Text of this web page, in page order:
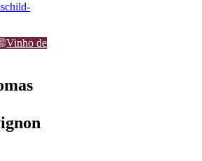
Vinho de